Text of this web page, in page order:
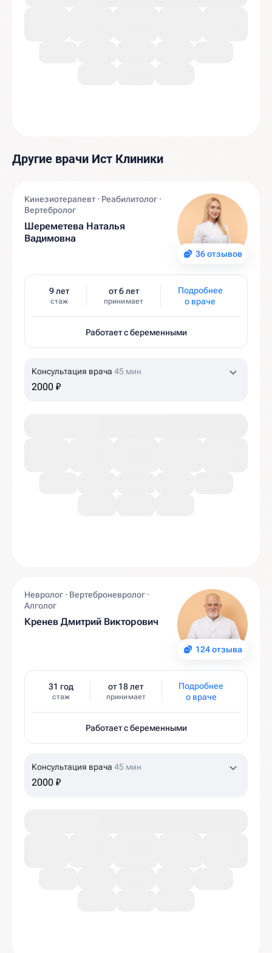
Другие врачи Ист Клиники
36 отзывов
Кинезиотерапевт · Реабилитолог ·
Вертебролог
Шереметева Наталья
Вадимовна
9 лет
стаж
от 6 лет
принимает
Подробнее
о враче
Работает с беременными
Консультация врача 45 мин
2000 ₽
124 отзыва
Невролог · Вертеброневролог ·
Алголог
Кренев Дмитрий Викторович
31 год
стаж
от 18 лет
принимает
Подробнее
о враче
Работает с беременными
Консультация врача 45 мин
2000 ₽